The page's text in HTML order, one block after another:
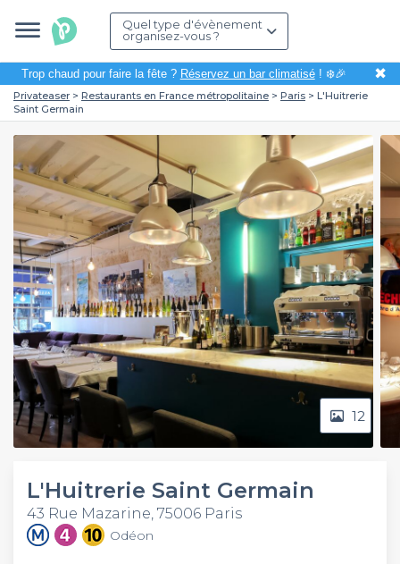
Quel type d'évènement
organisez-vous ?
Trop chaud pour faire la fête ? Réservez un bar climatisé! ❄️🎉 ✖
Privateaser Restaurants en France métropolitaine Paris
L'Huitrerie
Saint Germain
12
L'Huitrerie Saint Germain
43 Rue Mazarine, 75006 Paris
Odéon